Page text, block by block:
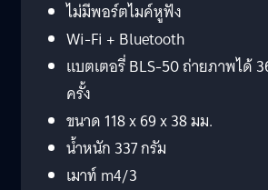
ไม่มีพอร์ตไมค์หูฟัง
Wi-Fi + Bluetooth
แบตเตอรี่ BLS-50 ถ่ายภาพได้
ครั้ง
ขนาด 118 x 69 x 38 มม.
น้ำหนัก 337 กรัม
เมาท์ m4/3